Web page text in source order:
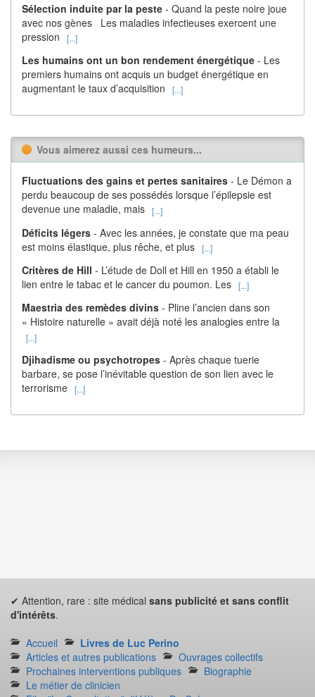
Sélection induite par la peste - Quand la peste noire joue
avec nos gènes Les maladies infectieuses exercent une
pression
[...]
Les humains ont un bon rendement énergétique - Les
premiers humains ont acquis un budget énergétique en
augmentant le taux d’acquisition
[...]
Vous aimerez aussi ces humeurs...
Fluctuations des gains et pertes sanitaires - Le Démon a
perdu beaucoup de ses possédés lorsque l’épilepsie est
devenue une maladie, mais [...]
Déficits légers - Avec les années, je constate que ma peau
est moins élastique, plus rêche, et plus [...]
Critères de Hill - L’étude de Doll et Hill en 1950 a établi le
lien entre le tabac et le cancer du poumon. Les [...]
Maestria des remèdes divins - Pline l’ancien dans son
« Histoire naturelle » avait déjà noté les analogies entre la
[...]
Djihadisme ou psychotropes - Après chaque tuerie
barbare, se pose l’inévitable question de son lien avec le
terrorisme [...]
✔ Attention, rare : site médical sans publicité et sans conflit
d'intérêts.
Accueil
Livres de Luc Perino
Articles et autres publications
Ouvrages collectifs
Prochaines interventions publiques
Biographie
Le métier de clinicien